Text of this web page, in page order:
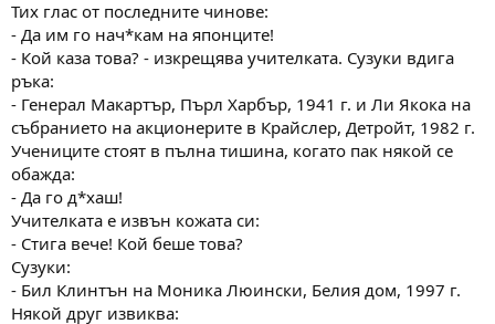
Тих глас от последните чинове:
- Да им го нач*кам на японците!
- Кой каза това? - изкрещява учителката. Сузуки вдига
ръка:
- Генерал Макартър, Пърл Харбър, 1941 г. и Ли Якока на
събранието на акционерите в Крайслер, Детройт, 1982 г.
Учениците стоят в пълна тишина, когато пак някой се
обажда:
- Да гo д*хаш!
Учителката е извън кожата си:
- Стига вече! Кой беше това?
Сузуки:
- Бил Клинтън на Моника Люински, Белия дом, 1997 г.
Някой друг извиква: